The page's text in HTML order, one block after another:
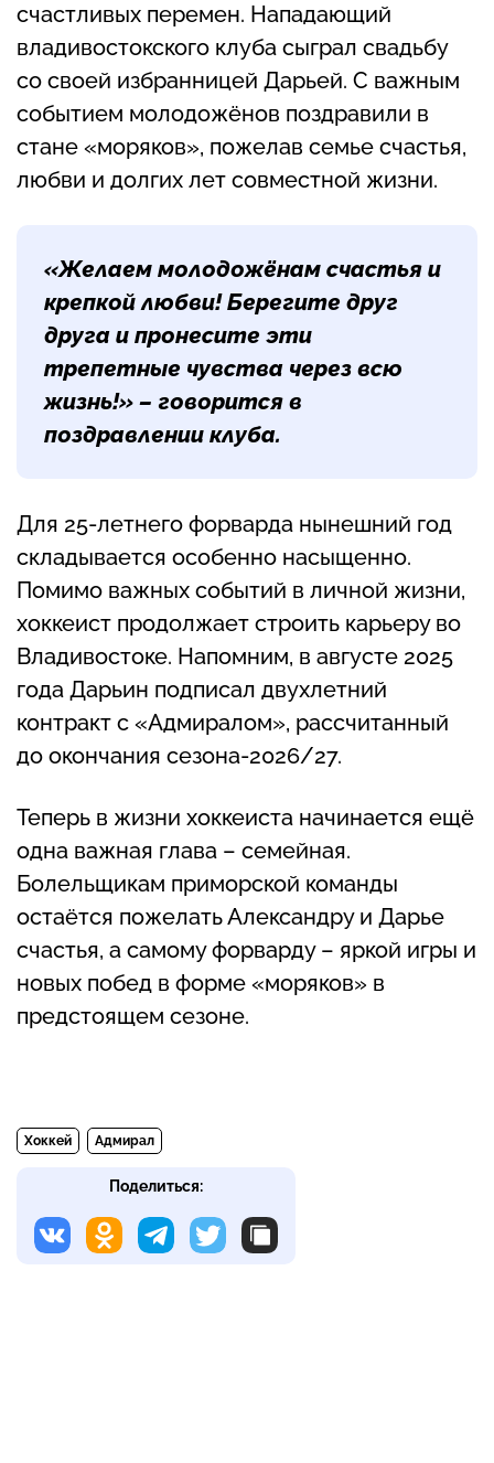
счастливых перемен. Нападающий
владивостокского клуба сыграл свадьбу
со своей избранницей Дарьей. С важным
событием молодожёнов поздравили в
стане «моряков», пожелав семье счастья,
любви и долгих лет совместной жизни.
«Желаем молодожёнам счастья и
крепкой любви! Берегите друг
друга и пронесите эти
трепетные чувства через всю
жизнь!» – говорится в
поздравлении клуба.
Для 25-летнего форварда нынешний год
складывается особенно насыщенно.
Помимо важных событий в личной жизни,
хоккеист продолжает строить карьеру во
Владивостоке. Напомним, в августе 2025
года Дарьин подписал двухлетний
контракт с «Адмиралом», рассчитанный
до окончания сезона-2026/27.
Теперь в жизни хоккеиста начинается ещё
одна важная глава – семейная.
Болельщикам приморской команды
остаётся пожелать Александру и Дарье
счастья, а самому форварду – яркой игры и
новых побед в форме «моряков» в
предстоящем сезоне.
Хоккей Адмирал
Поделиться: